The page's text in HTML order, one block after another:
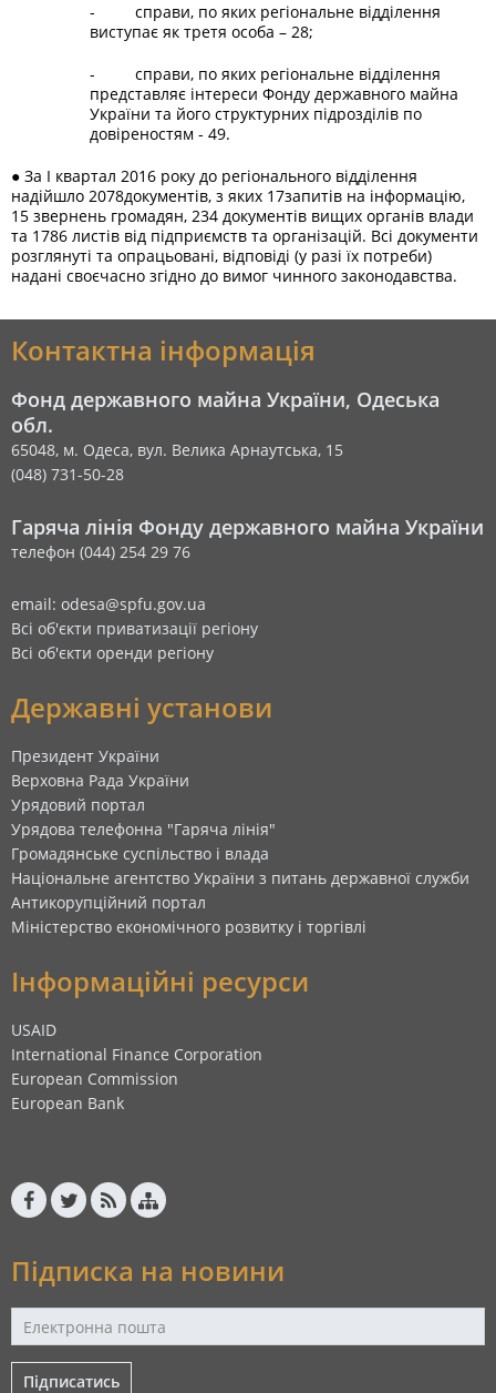
- справи, по яких регіональне відділення
виступає як третя особа – 28;
- справи, по яких регіональне відділення
представляє інтереси Фонду державного майна
України та його структурних підрозділів по
довіреностям - 49.
● За І квартал 2016 року до регіонального відділення
надійшло 2078документів, з яких 17запитів на інформацію,
15 звернень громадян, 234 документів вищих органів влади
та 1786 листів від підприємств та організацій. Всі документи
розглянуті та опрацьовані, відповіді (у разі їх потреби)
надані своєчасно згідно до вимог чинного законодавства.
Контактна інформація
Фонд державного майна України, Одеська
обл.
65048, м. Одеса, вул. Велика Арнаутська, 15
(048) 731-50-28
Гаряча лінія Фонду державного майна України
телефон (044) 254 29 76
email: odesa@spfu.gov.ua
Всі об'єкти приватизації регіону
Всі об'єкти оренди регіону
Державні установи
Президент України
Верховна Рада України
Урядовий портал
Урядова телефонна "Гаряча лінія"
Громадянське суспільство і влада
Національне агентство України з питань державної служби
Антикорупційний портал
Міністерство економічного розвитку і торгівлі
Інформаційні ресурси
USAID
International Finance Corporation
European Commission
European Bank
Підписка на новини
Підписатись